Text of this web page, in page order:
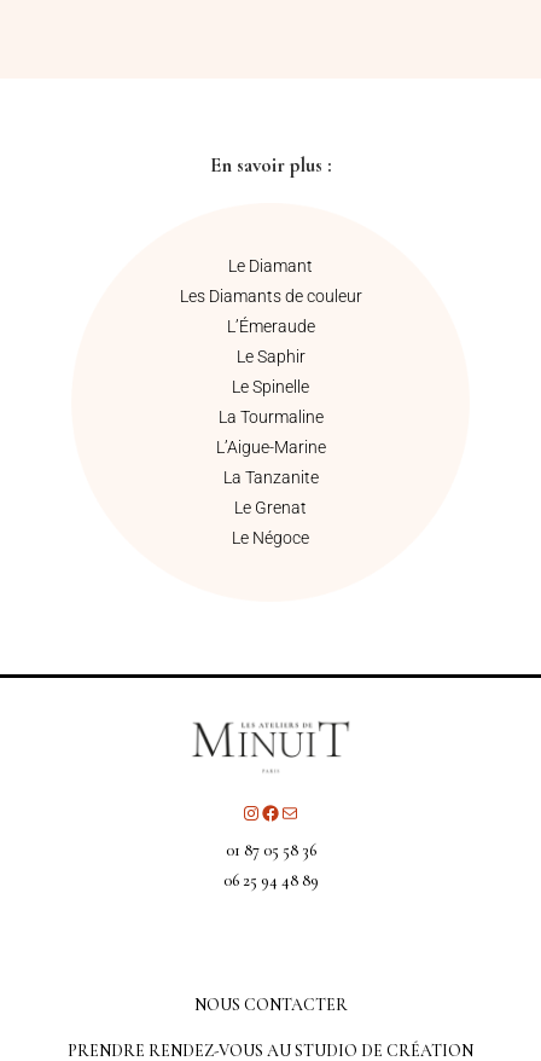
En savoir plus :
Le Diamant
Les Diamants de couleur
L’Émeraude
Le Saphir
Le Spinelle
La Tourmaline
L’Aigue-Marine
La Tanzanite
Le Grenat
Le Négoce
01 87 05 58 36
06 25 94 48 89
NOUS CONTACTER
PRENDRE RENDEZ-VOUS AU STUDIO DE CRÉATION